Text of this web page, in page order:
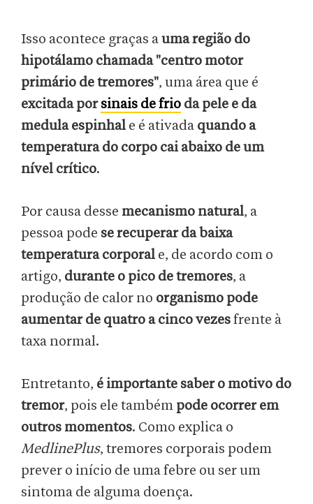
Isso acontece graças auma região do
hipotálamo chamada "centro motor
primário de tremores", uma área que é
excitada porsinais de frio da pele e da
medula espinhal e é ativada quando a
temperatura do corpo cai abaixo de um
nível crítico.
Por causa desse mecanismo natural, a
pessoa pode se recuperar da baixa
temperatura corporal e, de acordo com o
artigo, durante o pico de tremores, a
produção de calor no organismo pode
aumentar de quatro a cinco vezesfrente à
taxa normal.
Entretanto, é importante saber o motivo do
tremor, pois ele também pode ocorrer em
outros momentos. Como explica o
MedlinePlus, tremores corporais podem
prever o início de uma febre ou ser um
sintoma de alguma doença.